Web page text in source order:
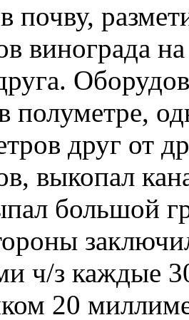
почву,
винограда
полуметре,
друг от
выкопал
большой
ч/з каждые
20